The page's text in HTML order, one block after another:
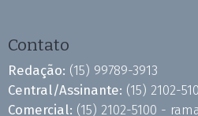
Contato
Redação: (15) 99789-3913
Central/Assinante: (15) 2102-
Comercial: (15) 2102-5100 -